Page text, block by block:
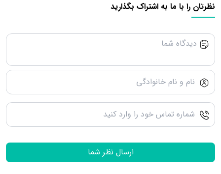
نظرتان را با ما به اشتراک بگذارید
ارسال نظر شما